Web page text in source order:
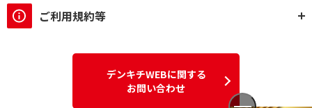
ご利用規約等
デンキチWEBに関する
お問い合わせ